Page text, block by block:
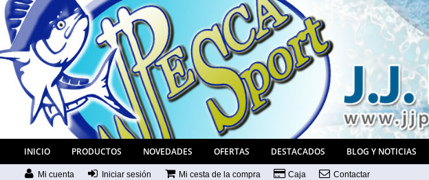
INICIO PRODUCTOS NOVEDADES OFERTAS DESTACADOS BLOG Y NOTICIAS
Mi cuenta Iniciar sesión Mi cesta de la compra Caja Contactar